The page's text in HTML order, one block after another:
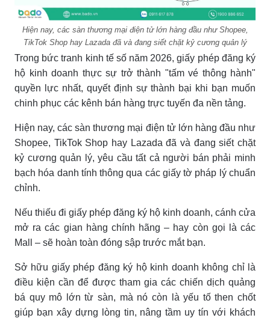
Hiện nay, các sàn thương mại điện tử lớn hàng đầu như Shopee,
TikTok Shop hay Lazada đã và đang siết chặt kỷ cương quản lý
Trong bức tranh kinh tế số năm 2026, giấy phép đăng ký
hộ kinh doanh thực sự trở thành "tấm vé thông hành"
quyền lực nhất, quyết định sự thành bại khi bạn muốn
chinh phục các kênh bán hàng trực tuyến đa nền tảng.
Hiện nay, các sàn thương mại điện tử lớn hàng đầu như
Shopee, TikTok Shop hay Lazada đã và đang siết chặt
kỷ cương quản lý, yêu cầu tất cả người bán phải minh
bạch hóa danh tính thông qua các giấy tờ pháp lý chuẩn
chỉnh.
Nếu thiếu đi giấy phép đăng ký hộ kinh doanh, cánh cửa
mở ra các gian hàng chính hãng – hay còn gọi là các
Mall – sẽ hoàn toàn đóng sập trước mắt bạn.
Sở hữu giấy phép đăng ký hộ kinh doanh không chỉ là
điều kiện cần để được tham gia các chiến dịch quảng
bá quy mô lớn từ sàn, mà nó còn là yếu tố then chốt
giúp bạn xây dựng lòng tin, nâng tầm uy tín với khách